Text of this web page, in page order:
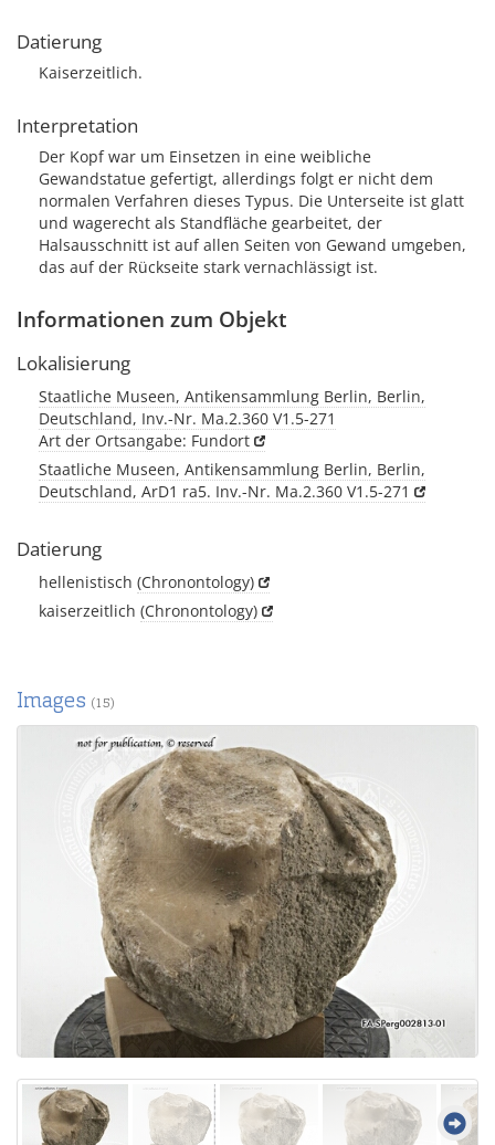
Datierung
Kaiserzeitlich.
Interpretation
Der Kopf war um Einsetzen in eine weibliche
Gewandstatue gefertigt, allerdings folgt er nicht dem
normalen Verfahren dieses Typus. Die Unterseite ist glatt
und wagerecht als Standfläche gearbeitet, der
Halsausschnitt ist auf allen Seiten von Gewand umgeben,
das auf der Rückseite stark vernachlässigt ist.
Informationen zum Objekt
Lokalisierung
Staatliche Museen, Antikensammlung Berlin, Berlin,
Deutschland, Inv.-Nr. Ma.2.360 V1.5-271
Art der Ortsangabe: Fundort
Staatliche Museen, Antikensammlung Berlin, Berlin,
Deutschland, ArD1 ra5. Inv.-Nr. Ma.2.360 V1.5-271
Datierung
hellenistisch (Chronontology)
kaiserzeitlich (Chronontology)
Images (15)